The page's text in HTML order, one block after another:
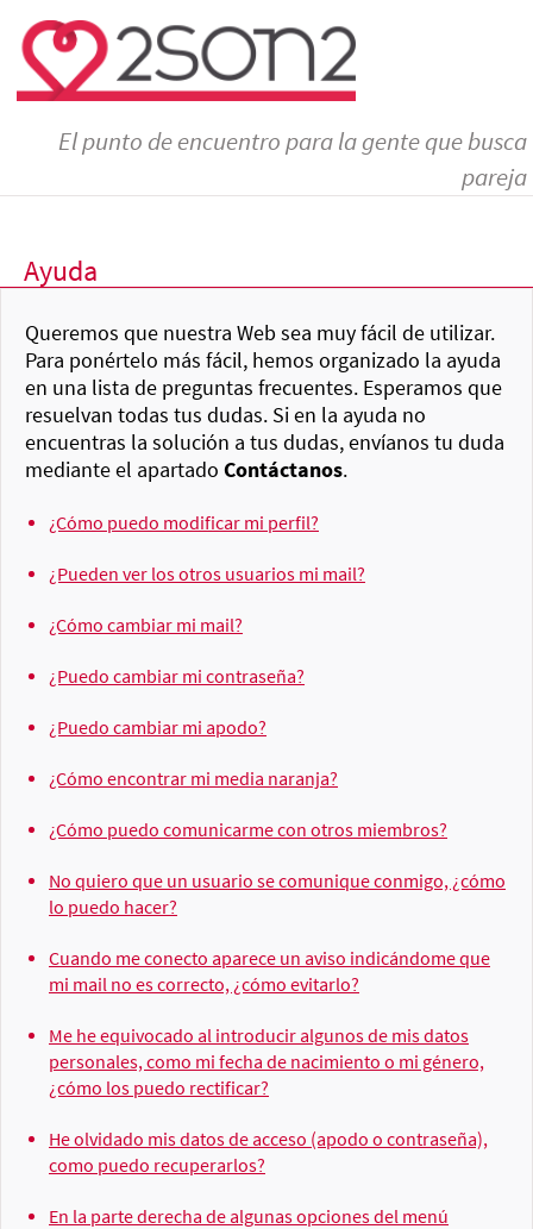
El punto de encuentro para la gente que busca
pareja
Ayuda
Queremos que nuestra Web sea muy fácil de utilizar.
Para ponértelo más fácil, hemos organizado la ayuda
en una lista de preguntas frecuentes. Esperamos que
resuelvan todas tus dudas. Si en la ayuda no
encuentras la solución a tus dudas, envíanos tu duda
mediante el apartado Contáctanos.
¿Cómo puedo modificar mi perfil?
¿Pueden ver los otros usuarios mi mail?
¿Cómo cambiar mi mail?
¿Puedo cambiar mi contraseña?
¿Puedo cambiar mi apodo?
¿Cómo encontrar mi media naranja?
¿Cómo puedo comunicarme con otros miembros?
No quiero que un usuario se comunique conmigo, ¿cómo
lo puedo hacer?
Cuando me conecto aparece un aviso indicándome que
mi mail no es correcto, ¿cómo evitarlo?
Me he equivocado al introducir algunos de mis datos
personales, como mi fecha de nacimiento o mi género,
¿cómo los puedo rectificar?
He olvidado mis datos de acceso (apodo o contraseña),
como puedo recuperarlos?
En la parte derecha de algunas opciones del menú